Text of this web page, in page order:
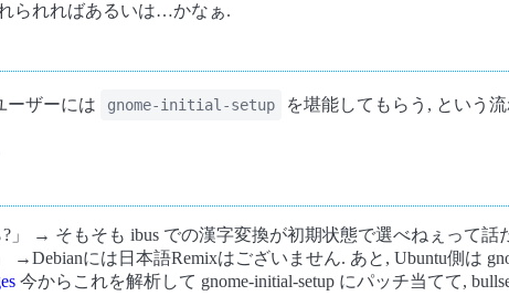
られればあるいは…かなぁ.
ーザーには gnome-initial-setup を堪能してもらう, という
?」 → そもそも ibus での漢字変換が初期状態で選べねぇって話
→Debianには日本語Remixはございません. あと, Ubuntu側は
今からこれを解析して gnome-initial-setup にパッチ当てて,